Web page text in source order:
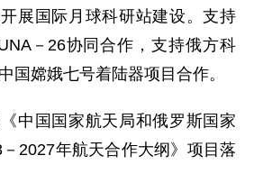
展国际月球科研站建设。支持
－26协同合作，支持俄方科
国嫦娥七号着陆器项目合作。
中国国家航天局和俄罗斯国家
2027年航天合作大纲》项目落